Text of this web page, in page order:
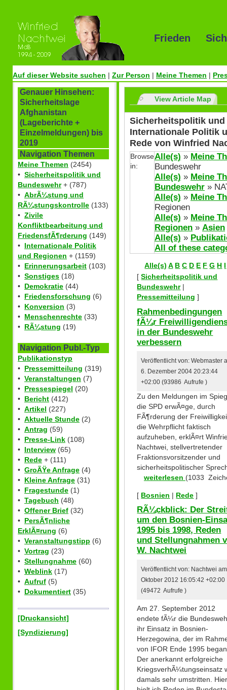
Frieden
Auf dieser Website suchen | Zur Person | Meine Themen |
Genauer Hinsehen:
Sicherheitslage
Afghanistan
(Lageberichte +
Einzelmeldungen) bis
2019
Navigation Themen
Meine Themen (2454)
• Sicherheitspolitik und
Bundeswehr+ (787)
• AbrÃ¼stung und
RÃ¼stungskontrolle (133)
• Zivile
Konfliktbearbeitung und
FriedensfÃ¶rderung (149)
• Internationale Politik
und Regionen + (1159)
• Erinnerungsarbeit (103)
• Sonstiges (18)
• Demokratie (44)
• Friedensforschung (6)
• Konversion (3)
• Menschenrechte (33)
• RÃ¼stung (19)
Navigation Publ.-Typ
Publikationstyp
• Pressemitteilung (319)
• Veranstaltungen (7)
• Pressespiegel (20)
• Bericht (412)
• Artikel (227)
• Aktuelle Stunde (2)
• Antrag (59)
• Presse-Link (108)
• Interview (65)
• Rede + (111)
• GroÃŸe Anfrage (4)
• Kleine Anfrage (31)
• Fragestunde (1)
• Tagebuch (48)
• Offener Brief (32)
• PersÃ¶nliche
ErklÃ¤rung (6)
• Veranstaltungstipp (6)
• Vortrag (23)
• Stellungnahme (60)
• Weblink (17)
• Aufruf (5)
• Dokumentiert (35)
[Druckansicht]
[Syndizierung]
View Article Map
Sicherheitspolitik und
Internationale Politik
Rede von Winfried
Browse
in:
Alle(s) » Meine
Bundeswehr
Alle(s) » Meine
Bundeswehr »
Alle(s) » Meine
Regionen
Alle(s) » Meine
Regionen » Asien
Alle(s) »
All of these
Alle(s) A B C D E F G H I
[Sicherheitspolitik und
Bundeswehr|
Pressemitteilung ]
Rahmenbedingungen
fÃ¼r
in der Bundeswehr
verbessern
Veröffentlicht von: Webmaster
6. Dezember 2004 20:23:44
+02:00 (93986 Aufrufe )
Zu den Meldungen im
die SPD erwÃ¤ge, durch
FÃ¶rderung der
die Wehrpflicht faktisch
aufzuheben, erklÃ¤rt
Nachtwei, stellvertretender
Fraktionsvorsitzender und
sicherheitspolitischer
weiterlesen (1033
[ Bosnien | Rede ]
RÃ¼ckblick: Der
um den Bosnien-
1995 bis 1998, Reden
und Stellungnahmen
W. Nachtwei
Veröffentlicht von: Nachtwei
Oktober 2012 16:05:42 +02:00
(49472 Aufrufe )
Am 27. September 2012
endete fÃ¼r die
ihr Einsatz in Bosnien-
Herzegowina, der im
von IFOR Ende 1995
Der anerkannt erfolgreiche
KriegsverhÃ¼tungseinsatz
damals sehr umstritten.